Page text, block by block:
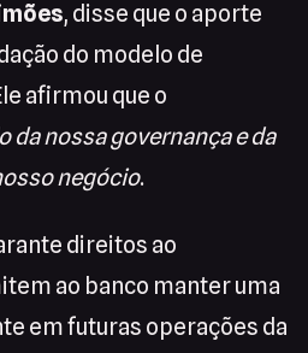
, disse que o aporte
do modelo de
afirmou que o
da nossa governança e da
negócio.
direitos ao
ao banco manter uma
em futuras operações da